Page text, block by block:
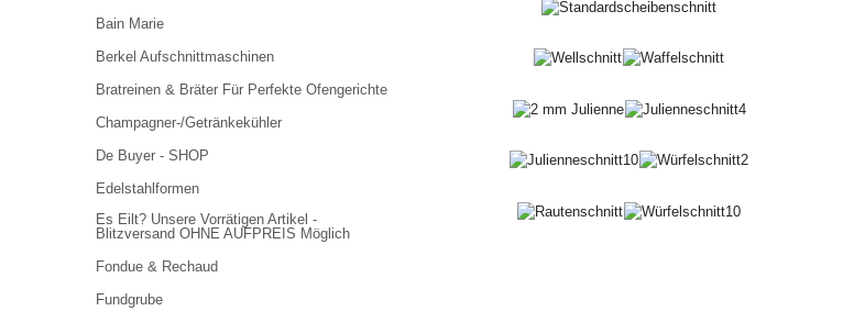
Bain Marie
Berkel Aufschnittmaschinen
Bratreinen & Bräter Für Perfekte Ofengerichte
Champagner-/Getränkekühler
De Buyer - SHOP
Edelstahlformen
Es Eilt? Unsere Vorrätigen Artikel -
Blitzversand OHNE AUFPREIS Möglich
Fondue & Rechaud
Fundgrube